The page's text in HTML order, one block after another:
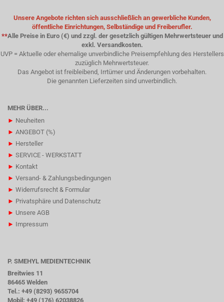
Unsere Angebote richten sich ausschließlich an gewerbliche Kunden,
öffentliche Einrichtungen, Selbständige und Freiberufler.
**Alle Preise in Euro (€) und zzgl. der gesetzlich gültigen Mehrwertsteuer und
exkl. Versandkosten.
UVP = Aktuelle oder ehemalige unverbindliche Preisempfehlung des Herstellers
zuzüglich Mehrwertsteuer.
Das Angebot ist freibleibend, Irrtümer und Änderungen vorbehalten.
Die genannten Lieferzeiten sind unverbindlich.
MEHR ÜBER...
► Neuheiten
► ANGEBOT (%)
► Hersteller
► SERVICE - WERKSTATT
► Kontakt
► Versand- & Zahlungsbedingungen
► Widerrufsrecht & Formular
► Privatsphäre und Datenschutz
► Unsere AGB
► Impressum
P. SMEHYL MEDIENTECHNIK
Breitwies 11
86465 Welden
Tel.: +49 (8293) 9655704
Mobil: +49 (176) 62038826